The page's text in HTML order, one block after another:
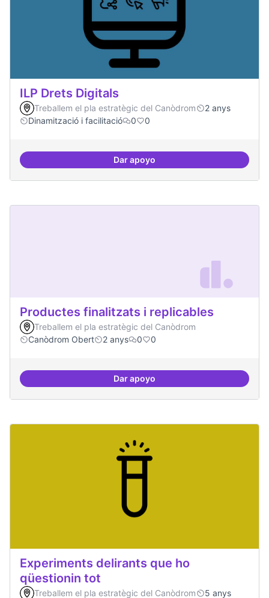
ILP Drets Digitals
Treballem el pla estratègic del Canòdrom
2 anys
Dinamització i facilitació
0 0
Dar apoyoILP Drets Digitals
Productes finalitzats i replicables
Treballem el pla estratègic del Canòdrom
Canòdrom Obert
2 anys 0 0
Dar apoyoProductes finalitzats i
Experiments delirants que ho
qüestionin tot
Treballem el pla estratègic del Canòdrom 5 anys